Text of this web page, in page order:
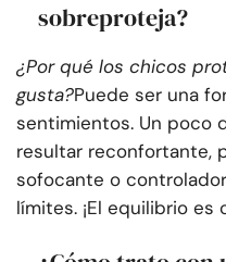
sobreproteja?
¿Por qué los chicos
gusta?Puede ser una
sentimientos. Un poco
resultar reconfortante,
sofocante o
límites. ¡El equilibrio es